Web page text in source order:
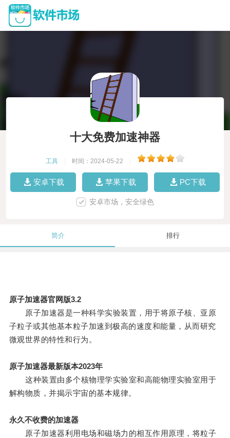
十大免费加速神器
工具 时间：2024-05-22
安卓下载 苹果下载 PC下载
安卓市场，安全绿色
简介 排行
原子加速器官网版3.2
原子加速器是一种科学实验装置，用于将原子核、亚原
子粒子或其他基本粒子加速到极高的速度和能量，从而研究
微观世界的特性和行为。
原子加速器最新版本2023年
这种装置由多个核物理学实验室和高能物理实验室用于
解构物质，并揭示宇宙的基本规律。
永久不收费的加速器
原子加速器利用电场和磁场力的相互作用原理，将粒子